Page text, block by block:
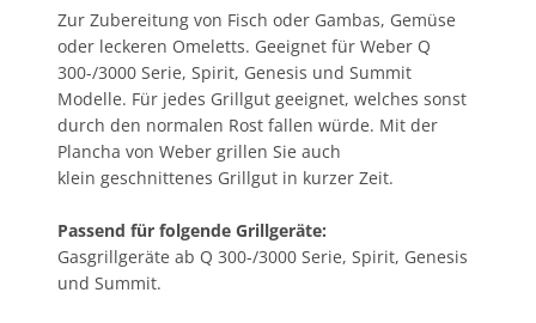
Zur Zubereitung von Fisch oder Gambas, Gemüse
oder leckeren Omeletts. Geeignet für Weber Q
300-/3000 Serie, Spirit, Genesis und Summit
Modelle. Für jedes Grillgut geeignet, welches sonst
durch den normalen Rost fallen würde. Mit der
Plancha von Weber grillen Sie auch
klein geschnittenes Grillgut in kurzer Zeit.
Passend für folgende Grillgeräte:
Gasgrillgeräte ab Q 300-/3000 Serie, Spirit, Genesis
und Summit.